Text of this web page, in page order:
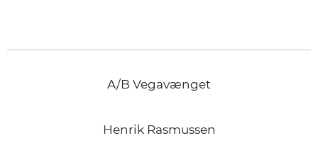
A/B Vegavænget
Henrik Rasmussen